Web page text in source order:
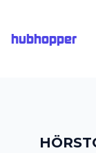
hubhopper